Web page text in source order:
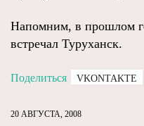
Напомним, в прошлом
встречал Туруханск.
Поделиться VKONTAKTE
20 АВГУСТА, 2008